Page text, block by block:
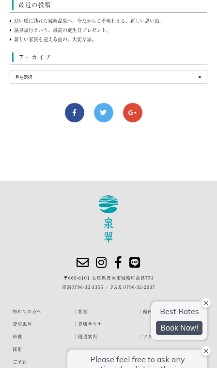
最近の投稿
幼い頃に訪れた城崎温泉へ。今だからこそ味わえる、新しい思い出。
温泉旅行という、最高の誕生日プレゼント。
新しい家族を迎える前の、大切な旅。
アーカイブ
〒669-6101 兵庫県豊岡市城崎町湯島753
電話0796-32-3355 / FAX.0796-32-2637
初めての方へ 客室
館内・施設
貸切風呂
貸切サウナ
料理
周辺案内
アクセス
採用
ご予約
宿泊約款 プライバシーポリシー